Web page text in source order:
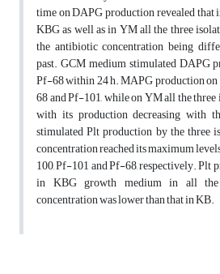
time on DAPG production revealed
KBG as well as in YM all the three
the antibiotic concentration being
past. GCM medium stimulated DAPG
Pf-68 within 24 h. MAPG production
68 and Pf-101, while on YM all the
with its production decreasing with
stimulated Plt production by the three
concentration reached its maximum
100, Pf-101 and Pf-68, respectively. Plt
in KBG growth medium in all
concentration was lower than that in KB.